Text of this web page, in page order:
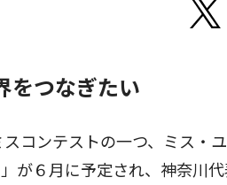
をつなぎたい
コンテストの一つ、ミス・
が６月に予定され、神奈川